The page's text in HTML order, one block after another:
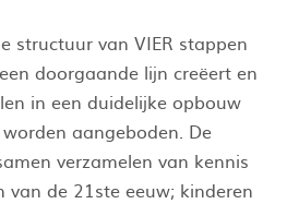
structuur van VIER stappen
doorgaande lijn creëert en
in een duidelijke opbouw
aangeboden. De
verzamelen van kennis
van de 21ste eeuw; kinderen